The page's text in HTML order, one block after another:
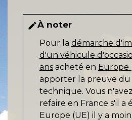
editÀ noter
Pour la démarche
d'un véhicule
ans acheté en Europe
apporter la preuve
technique. Vous
refaire en France s'il a
Europe (UE) il y a